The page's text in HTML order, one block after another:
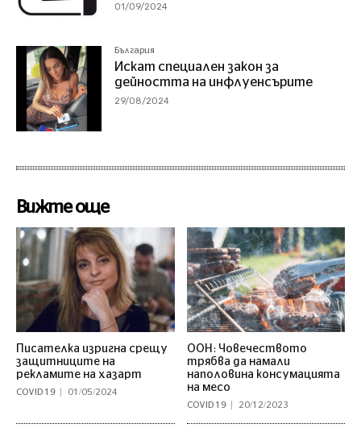
01/09/2024
България
Искат специален закон за
дейността на инфлуенсърите
29/08/2024
Вижте още
Писателка изригна срещу
защитниците на
рекламите на хазарт
COVID 19 01/05/2024
ООН: Човечеството
трябва да намали
наполовина консумацията
на месо
COVID 19 20/12/2023